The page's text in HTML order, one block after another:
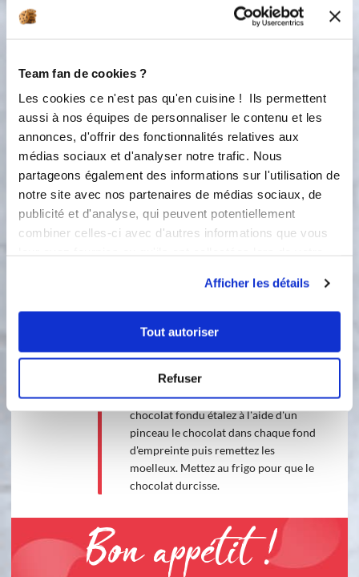
Team fan de cookies ?
Les cookies ce n'est pas qu'en cuisine ! Ils permettent
aussi à nos équipes de personnaliser le contenu et les
annonces, d'offrir des fonctionnalités relatives aux
médias sociaux et d'analyser notre trafic. Nous
partageons également des informations sur l'utilisation de
notre site avec nos partenaires de médias sociaux, de
publicité et d'analyse, qui peuvent potentiellement
combiner celles-ci avec d'autres informations que vous
Afficher les détails
Tout autoriser
Refuser
Ajoutez la crème liquide, les zestes et
4
- Ajoutez la farine, la levure chimique
et les graines de pavot (facultatif) puis
mélangez jusqu'à ce que la
préparation soit homogène. -
Répartissez la préparation dans les
de cuisson avec une plaque en
aluminium au dessus du moule pour
éviter que les moelleux ne gonflent de
moelleux sortis du four, démoulez au
bout de 5 minutes minimum les
moelleux. Lavez le moule et mettez
empreinte du moule, le four est éteint
mais encore chaud profitez en pour
faire fondre le chocolat. Une fois le
chocolat fondu étalez à l'aide d'un
pinceau le chocolat dans chaque fond
d'empreinte puis remettez les
moelleux. Mettez au frigo pour que le
chocolat durcisse.
Bon appétit !